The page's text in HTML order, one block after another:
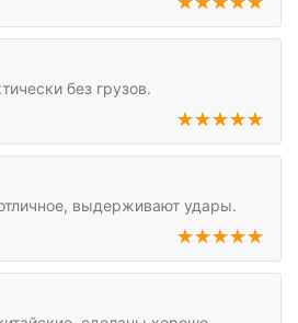
без грузов.
выдерживают удары.